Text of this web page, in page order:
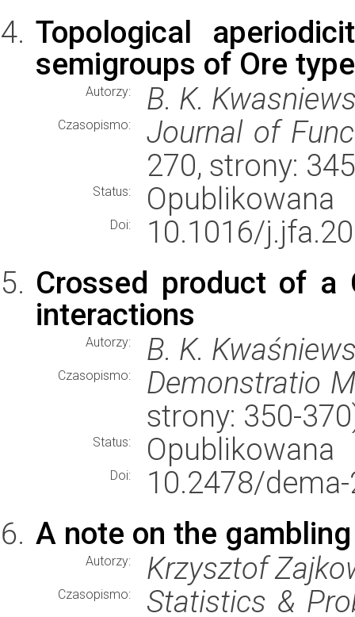
Topological
semigroups of Ore type
Autorzy: B. K.
Czasopismo:
Journal of
270, strony:
Status: Opublikowana
Doi:
10.1016/
Crossed product of a
interactions
Autorzy: B. K.
Czasopismo:
Demonstratio
strony: 350-
Status: Opublikowana
Doi:
10.2478/
A note on the
Autorzy: Krzysztof
Czasopismo: Statistics &